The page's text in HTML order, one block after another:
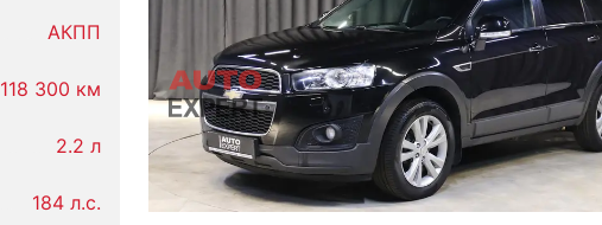
АКПП
118 300 км
2.2 л
184 л.с.